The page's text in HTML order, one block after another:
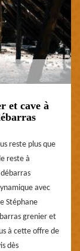
et cave à
reste plus que
reste à
avec
Stéphane
grenier et
à cette offre de
dès